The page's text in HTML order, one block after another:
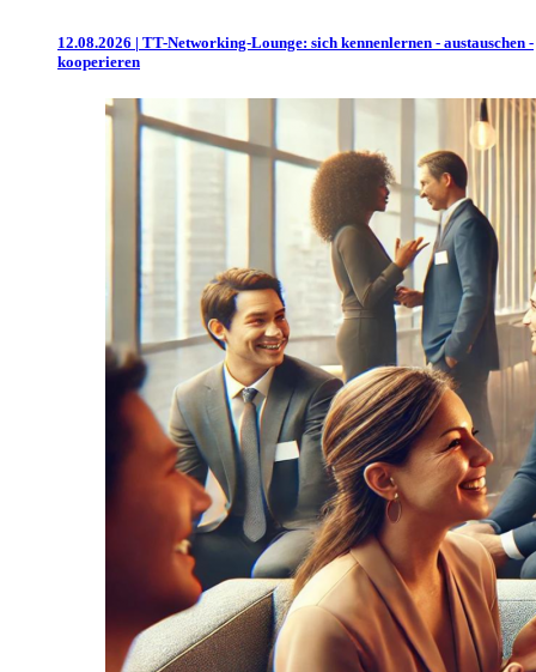
12.08.2026 | TT-Networking-Lounge: sich kennenlernen - austauschen -
kooperieren